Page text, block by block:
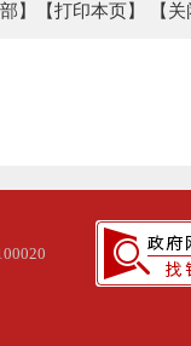
】 【打印本页】 【